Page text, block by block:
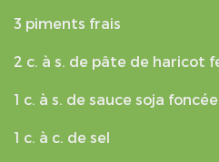
3 piments frais
2 c. à s. de pâte de haricot
1 c. à s. de sauce soja foncée
1 c. à c. de sel